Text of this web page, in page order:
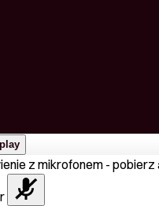
z mikrofonem - pobierz